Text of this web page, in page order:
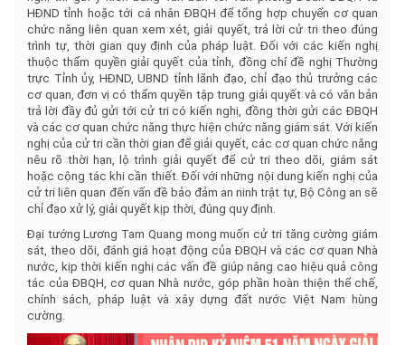
HĐND tỉnh hoặc tới cá nhân ĐBQH để tổng hợp chuyển cơ quan
chức năng liên quan xem xét, giải quyết, trả lời cử tri theo đúng
trình tự, thời gian quy định của pháp luật. Đối với các kiến nghị
thuộc thẩm quyền giải quyết của tỉnh, đồng chí đề nghị Thường
trực Tỉnh ủy, HĐND, UBND tỉnh lãnh đạo, chỉ đạo thủ trưởng các
cơ quan, đơn vị có thẩm quyền tập trung giải quyết và có văn bản
trả lời đầy đủ gửi tới cử tri có kiến nghị, đồng thời gửi các ĐBQH
và các cơ quan chức năng thực hiện chức năng giám sát. Với kiến
nghị của cử tri cần thời gian để giải quyết, các cơ quan chức năng
nêu rõ thời hạn, lộ trình giải quyết để cử tri theo dõi, giám sát
hoặc cộng tác khi cần thiết. Đối với những nội dung kiến nghị của
cử tri liên quan đến vấn đề bảo đảm an ninh trật tự, Bộ Công an sẽ
chỉ đạo xử lý, giải quyết kịp thời, đúng quy định.
Đại tướng Lương Tam Quang mong muốn cử tri tăng cường giám
sát, theo dõi, đánh giá hoạt động của ĐBQH và các cơ quan Nhà
nước, kịp thời kiến nghị các vấn đề giúp nâng cao hiệu quả công
tác của ĐBQH, cơ quan Nhà nước, góp phần hoàn thiện thể chế,
chính sách, pháp luật và xây dựng đất nước Việt Nam hùng
cường.